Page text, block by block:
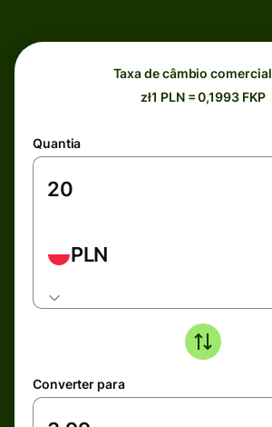
Taxa de câmbio comercial
zł1 PLN = 0,1993 FKP
Quantia
PLN
Converter para